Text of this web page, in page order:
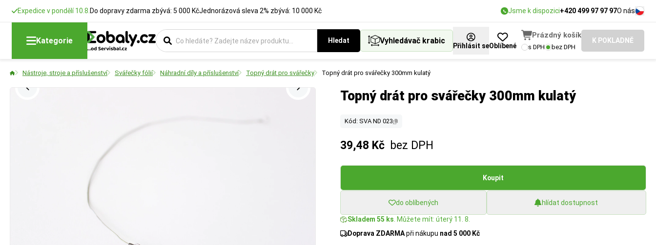
Expedice v pondělí 10.8. Do dopravy zdarma zbývá: 5 000 KčJednorázová sleva 2% zbývá: 10 000 Kč Jsme k dispozici+420 499 97 97 97O nás
Kategorie Hledat Vyhledávač krabic
Přihlásit seOblíbené
Prázdný košík
s DPH bez DPH
K POKLADNĚ
Nástroje, stroje a příslušenství Svářečky fólií Náhradní díly a příslušenství Topný drát pro svářečky Topný drát pro svářečky 300mm kulatý
Topný drát pro svářečky 300mm kulatý
Kód: SVA ND 023
39,48 Kč bez DPH
Koupit
do oblíbených hlídat dostupnost
Skladem 55 ks . Můžete mít: úterý 11. 8.
Doprava ZDARMApři nákupu nad 5 000 Kč